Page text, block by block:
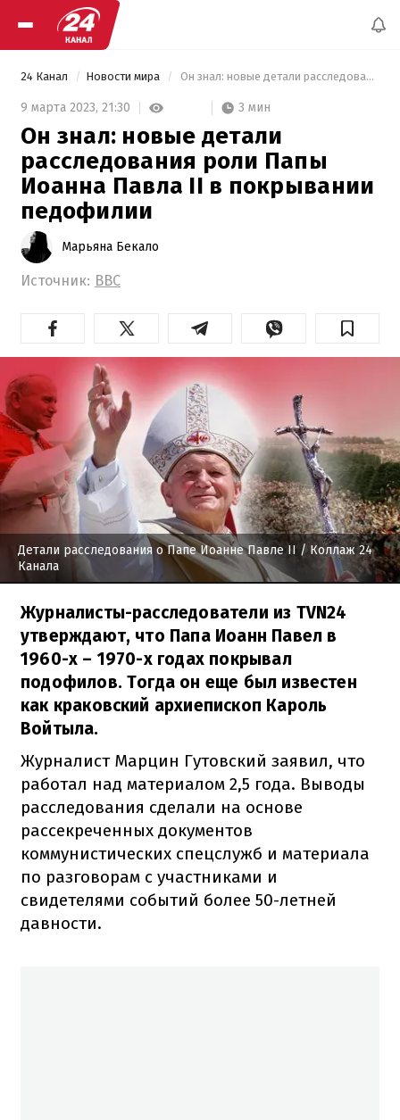
24 Канал Новости мира Он знал: новые детали расследования роли Папы Иоанна Павла II в покрывании педофилии
9 марта 2023, 21:30 3 мин
Он знал: новые детали
расследования роли Папы
Иоанна Павла II в покрывании
педофилии
Марьяна Бекало
Источник: BBC
Детали расследования о Папе Иоанне Павле II / Коллаж 24
Канала
Журналисты-расследователи из TVN24
утверждают, что Папа Иоанн Павел в
1960-х – 1970-х годах покрывал
подофилов. Тогда он еще был известен
как краковский архиепископ Кароль
Войтыла.
Журналист Марцин Гутовский заявил, что
работал над материалом 2,5 года. Выводы
расследования сделали на основе
рассекреченных документов
коммунистических спецслужб и материала
по разговорам с участниками и
свидетелями событий более 50-летней
давности.